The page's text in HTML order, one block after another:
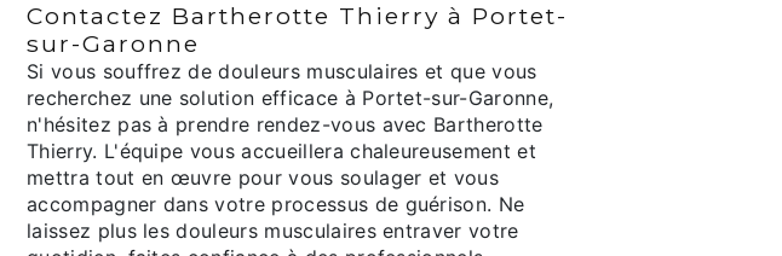
Contactez Bartherotte Thierry à Portet-
sur-Garonne
Si vous souffrez de douleurs musculaires et que vous
recherchez une solution efficace à Portet-sur-Garonne,
n'hésitez pas à prendre rendez-vous avec Bartherotte
Thierry. L'équipe vous accueillera chaleureusement et
mettra tout en œuvre pour vous soulager et vous
accompagner dans votre processus de guérison. Ne
laissez plus les douleurs musculaires entraver votre